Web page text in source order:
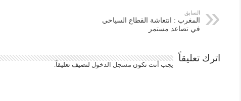
السابق
المغرب : انتعاشة القطاع السياحي
في تصاعد مستمر
اترك تعليقاً
يجب أنت تكون مسجل الدخول لتضيف تعليقاً.